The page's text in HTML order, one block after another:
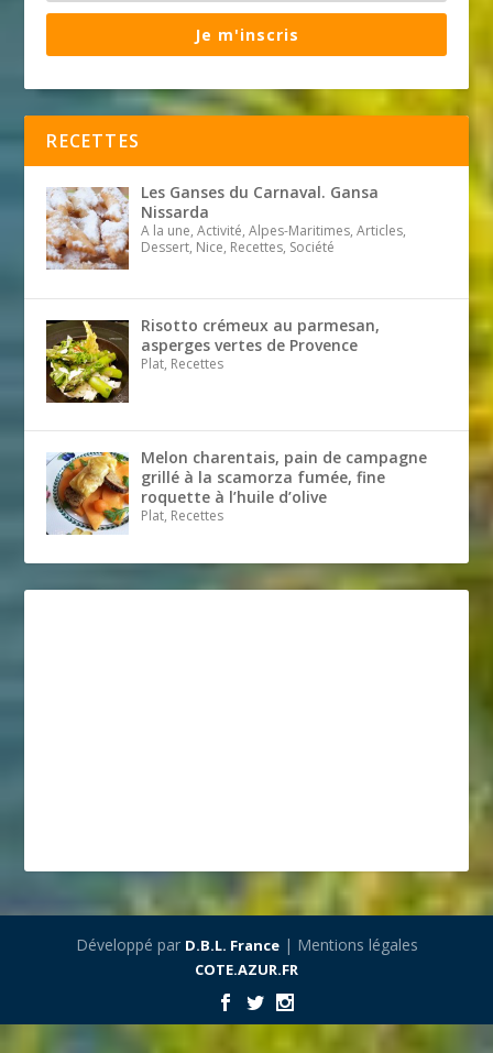
Je m'inscris
RECETTES
Les Ganses du Carnaval. Gansa
Nissarda
A la une, Activité, Alpes-Maritimes, Articles,
Dessert, Nice, Recettes, Société
Risotto crémeux au parmesan,
asperges vertes de Provence
Plat, Recettes
Melon charentais, pain de campagne
grillé à la scamorza fumée, fine
roquette à l’huile d’olive
Plat, Recettes
Développé par D.B.L. France| Mentions légales
COTE.AZUR.FR